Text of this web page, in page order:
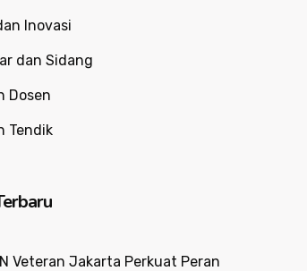
Inovasi
dan Sidang
Dosen
Tendik
Veteran Jakarta Perkuat Peran